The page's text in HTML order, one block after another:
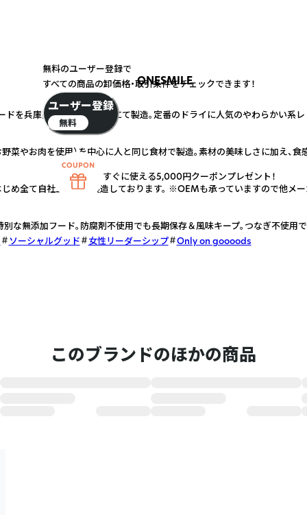
ONESMILE
を兵庫県にある自社工場にて製造。定番のドライに人気のやわらかい系レ
菜やお肉を使用）を中心に人と同じ食材で製造。素材の美味しさに加え、食
め全て自社工場にて製造しております。 ※OEMも承っていますので他メ
な無添加フード。防腐剤不使用でも長期保存＆風味キープ。つなぎ不使用
ソーシャルグッド 女性リーダーシップ Only on goooods
このブランドのほかの商品
無料のユーザー登録で
すべての商品の卸価格・取引条件をチェックできます！
ユーザー登録
無料
すぐに使える5,000円クーポンプレゼント！